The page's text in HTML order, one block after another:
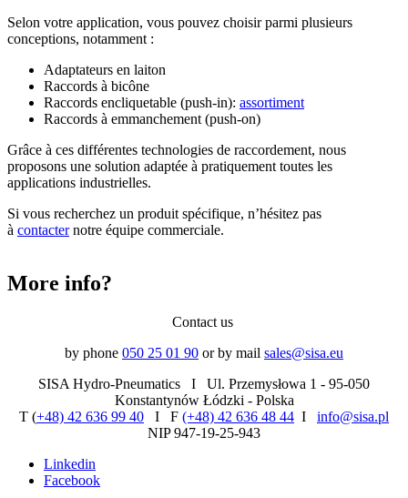
Selon votre application, vous pouvez choisir parmi plusieurs
conceptions, notamment :
Adaptateurs en laiton
Raccords à bicône
Raccords encliquetable (push-in): assortiment
Raccords à emmanchement (push-on)
Grâce à ces différentes technologies de raccordement, nous
proposons une solution adaptée à pratiquement toutes les
applications industrielles.
Si vous recherchez un produit spécifique, n’hésitez pas
à contacternotre équipe commerciale.
More info?
Contact us
by phone 050 25 01 90 or by mail sales@sisa.eu
SISA Hydro-Pneumatics I Ul. Przemysłowa 1 - 95-050
Konstantynów Łódzki - Polska
T (+48) 42 636 99 40 I F (+48) 42 636 48 44 I info@sisa.pl
NIP 947-19-25-943
Linkedin
Facebook